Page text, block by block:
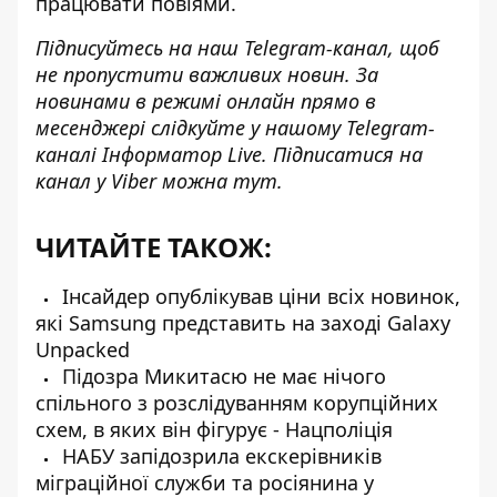
Підписуйтесь на наш Telegram-канал, щоб
не пропустити важливих новин. За
новинами в режимі онлайн прямо в
месенджері слідкуйте у нашому Telegram-
каналіІнформатор Live. Підписатися на
канал у Viber можна тут.
ЧИТАЙТЕ ТАКОЖ:
Інсайдер опублікував ціни всіх новинок,
які Samsung представить на заході Galaxy
Unpacked
Підозра Микитасю не має нічого
спільного з розслідуванням корупційних
схем, в яких він фігурує - Нацполіція
НАБУ запідозрила екскерівників
міграційної служби та росіянина у